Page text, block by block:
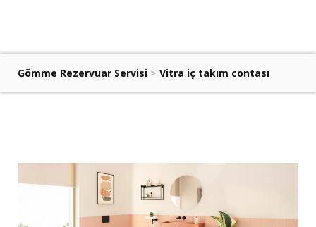
Gömme Rezervuar Servisi > Vitra iç takım contası